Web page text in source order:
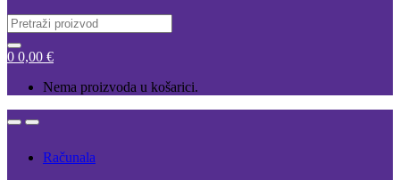
Search
for:
0 0,00 €
Nema proizvoda u košarici.
OpenClose
Računala